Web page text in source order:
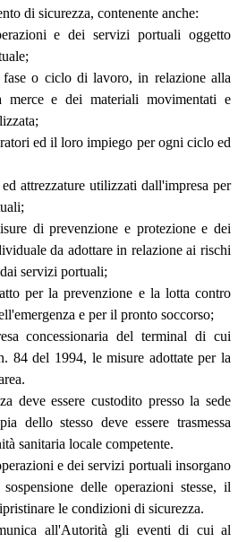
di sicurezza, contenente anche:
e dei servizi portuali oggetto
o ciclo di lavoro, in relazione alla
merce e dei materiali movimentati e
ed il loro impiego per ogni ciclo ed
attrezzature utilizzati dall'impresa per
di prevenzione e protezione e dei
da adottare in relazione ai rischi
servizi portuali;
per la prevenzione e la lotta contro
e per il pronto soccorso;
concessionaria del terminal di cui
84 del 1994, le misure adottate per la
deve essere custodito presso la sede
dello stesso deve essere trasmessa
sanitaria locale competente.
e dei servizi portuali insorgano
delle operazioni stesse, il
le condizioni di sicurezza.
all'Autorità gli eventi di cui al